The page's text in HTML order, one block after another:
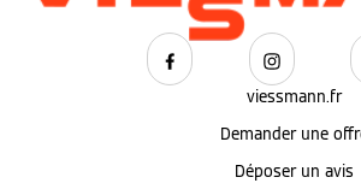
viessmann.fr
Demander une
Déposer un avis